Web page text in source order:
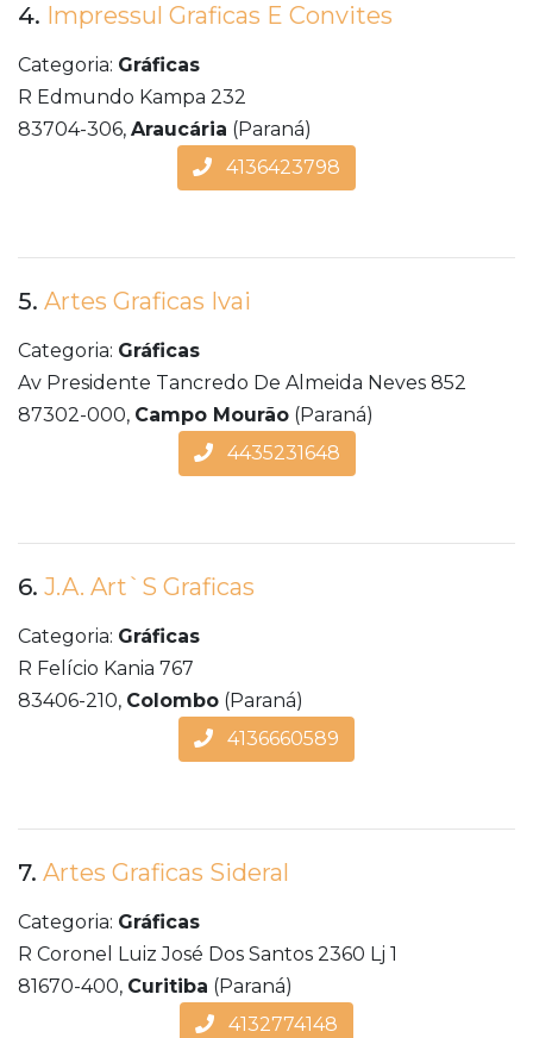
4. Impressul Graficas E Convites
Categoria: Gráficas
R Edmundo Kampa 232
83704-306, Araucária (Paraná)
4136423798
5. Artes Graficas Ivai
Categoria: Gráficas
Av Presidente Tancredo De Almeida Neves 852
87302-000, Campo Mourão (Paraná)
4435231648
6. J.A. Art`S Graficas
Categoria: Gráficas
R Felício Kania 767
83406-210, Colombo (Paraná)
4136660589
7. Artes Graficas Sideral
Categoria: Gráficas
R Coronel Luiz José Dos Santos 2360 Lj 1
81670-400, Curitiba (Paraná)
4132774148